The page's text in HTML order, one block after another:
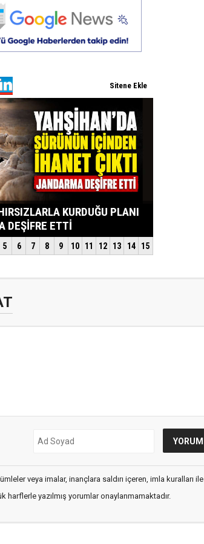
veya imalar, inançlara saldırı içeren, imla kuralları ile
harflerle yazılmış yorumlar onaylanmamaktadır.